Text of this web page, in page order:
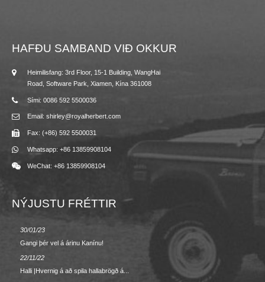
HAFÐU SAMBAND VIÐ OKKUR
Heimilisfang: 3rd Floor, 15-1 Building, WangHai
Road, Software Park, Xiamen, Kína 361008
Sími: 0086 592 5500036
Email: shirley@royalherbert.com
Fax: (+86) 592 5500031
Whatsapp: +86 13859908104
WeChat: +86 13859908104
NÝJUSTU FRÉTTIR
30/01/23
Gangi þér vel á árinu Kanínu!
22/11/22
Halli |Hvernig á að spila hallabrögð á...